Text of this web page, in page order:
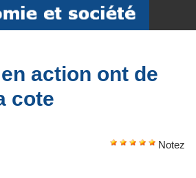
action ont de
cote
Notez